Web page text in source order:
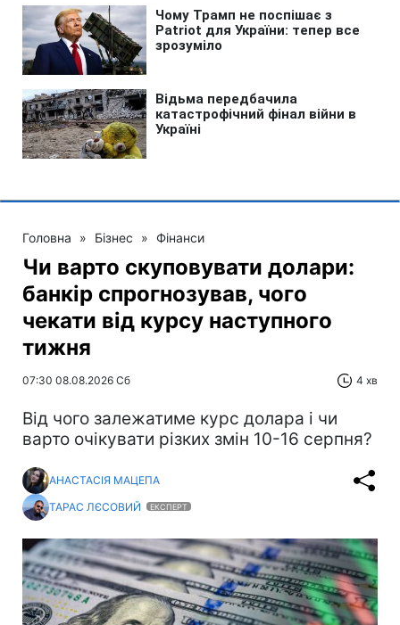
Головна » Бізнес » Фінанси
Чи варто скуповувати долари:
банкір спрогнозував, чого
чекати від курсу наступного
тижня
07:30 08.08.2026 Сб 4 хв
Від чого залежатиме курс долара і чи
варто очікувати різких змін 10-16 серпня?
АНАСТАСІЯ МАЦЕПА
ТАРАС ЛЄСОВИЙ
ЕКСПЕРТ